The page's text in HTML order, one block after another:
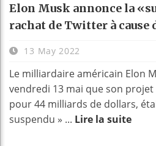
Elon Musk annonce la
rachat de Twitter à cause
13 May 2022
Le milliardaire américain Elon
vendredi 13 mai que son
pour 44 milliards de dollars,
suspendu » ... Lire la suite